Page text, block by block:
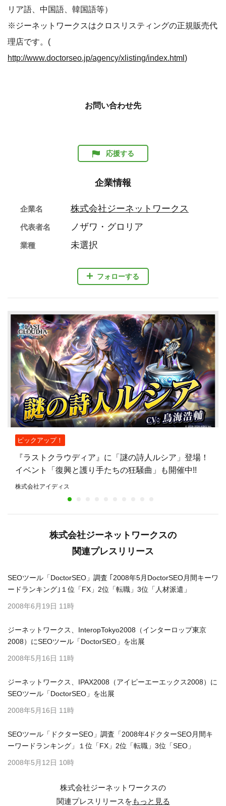
リア語、中国語、韓国語等）
※ジーネットワークスはクロスリスティングの正規販売代
理店です。(
http://www.doctorseo.jp/agency/xlisting/index.html)
お問い合わせ先
応援する
企業情報
フォローする
企業名 株式会社ジーネットワークス
代表者名 ノザワ・グロリア
業種 未選択
ピックアップ！
『ラストクラウディア』に「謎の詩人ルシア」登場！
イベント「復興と護り手たちの狂騒曲」も開催中!!
株式会社アイディス
株式会社ジーネットワークスの
関連プレスリリース
SEOツール「DoctorSEO」調査 ｢2008年5月DoctorSEO月間キーワ
ードランキング｣１位「FX」2位「転職」3位「人材派遣」
2008年6月19日 11時
ジーネットワークス、InteropTokyo2008（インターロップ東京
2008）にSEOツール「DoctorSEO」を出展
2008年5月16日 11時
ジーネットワークス、IPAX2008（アイピーエーエックス2008）に
SEOツール「DoctorSEO」を出展
2008年5月16日 11時
SEOツール「ドクターSEO」調査「2008年4ドクターSEO月間キ
ーワードランキング」１位「FX」2位「転職」3位「SEO」
2008年5月12日 10時
株式会社ジーネットワークスの
関連プレスリリースをもっと見る